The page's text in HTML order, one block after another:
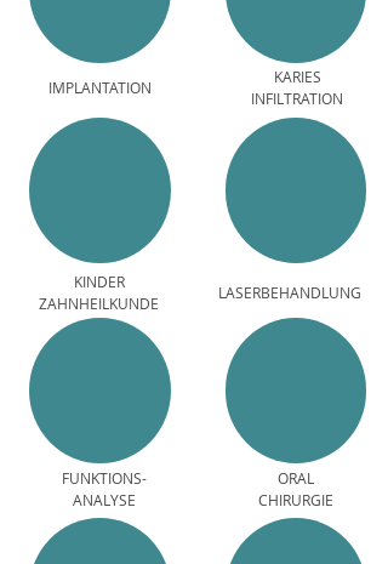
KARIES
INFILTRATION
KINDER
ZAHNHEILKUNDE
IMPLANTATION
LASERBEHANDLUNG
FUNKTIONS-
ANALYSE
ORAL
CHIRURGIE